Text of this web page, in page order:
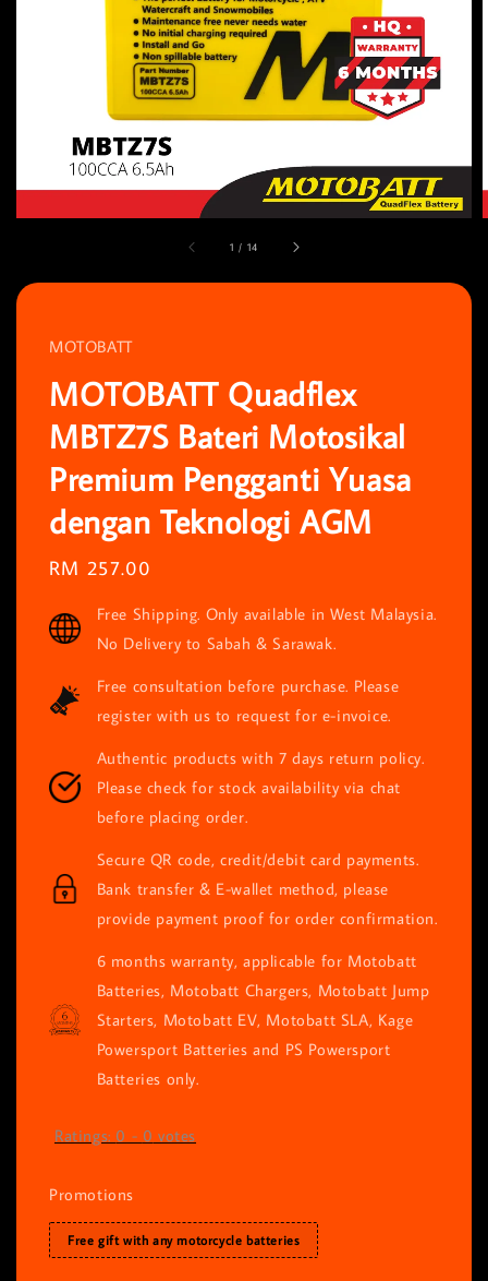
1 / 14
MOTOBATT
MOTOBATT Quadflex
MBTZ7S Bateri Motosikal
Premium Pengganti Yuasa
dengan Teknologi AGM
Regular
RM 257.00
Free Shipping. Only available in West Malaysia.
No Delivery to Sabah & Sarawak.
Free consultation before purchase. Please
register with us to request for e-invoice.
Authentic products with 7 days return policy.
Please check for stock availability via chat
before placing order.
Secure QR code, credit/debit card payments.
Bank transfer & E-wallet method, please
provide payment proof for order confirmation.
6 months warranty, applicable for Motobatt
Batteries, Motobatt Chargers, Motobatt Jump
Starters, Motobatt EV, Motobatt SLA, Kage
Powersport Batteries and PS Powersport
Batteries only.
Ratings: 0 - 0 votes
Promotions
Free gift with any motorcycle batteries